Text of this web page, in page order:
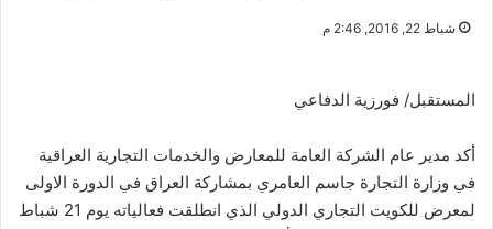
شباط 22, 2016, 2:46 م
المستقبل/ فورزية الدفاعي
أكد مدير عام الشركة العامة للمعارض والخدمات التجارية العراقية
في وزارة التجارة جاسم العامري بمشاركة العراق في الدورة الاولى
لمعرض للكويت التجاري الدولي الذي انطلقت فعالياته يوم 21 شباط